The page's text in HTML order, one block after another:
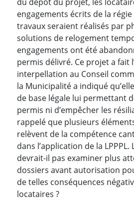
engagements écrits de la
travaux seraient réalisés par
solutions de relogement
engagements ont été
permis délivré. Ce projet a fait
interpellation au Conseil
la Municipalité a indiqué
de base légale lui permettant
permis ni d’empêcher les
rappelé que plusieurs
relèvent de la compétence
dans l’application de la LPPPL.
devrait-il pas examiner plus
dossiers avant autorisation
de telles conséquences
locataires ?